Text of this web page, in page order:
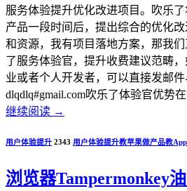
服务体验提升优化改进项目。吹乐
产品一段时间后，提出综合的优化
和资源，我有项目落地方案，那我
了服务体验官，提升收费建议范畴
业或者个人开发者，可以直接发邮件
dlqdlq#gmail.com吹乐了体验官优势
继续阅读 →
用户体验提升 2343 用户体验提升教苹果做产品教
浏览器Tampermonkey